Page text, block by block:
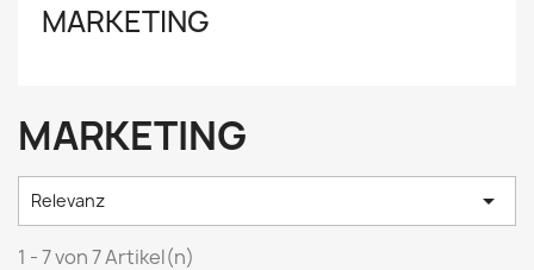
MARKETING
MARKETING
Relevanz 
1 - 7 von 7 Artikel(n)